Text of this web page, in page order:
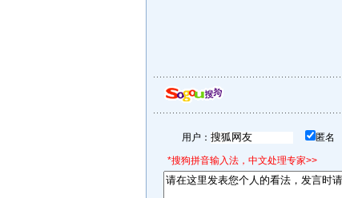
用户： 匿名
*搜狗拼音输入法，中文处理专家>>